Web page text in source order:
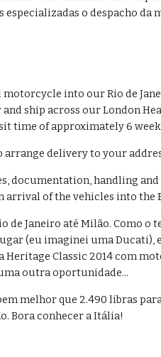
o despacho da
into our Rio de
ship across our London
time of approximately 6
delivery to your
documentation, handling
arrival of the vehicles into the
Janeiro até Milão. Como o
(eu imaginei uma Ducati),
Classic 2014 com
outra oportunidade...
melhor que 2.490 libras
Bora conhecer a Itália!